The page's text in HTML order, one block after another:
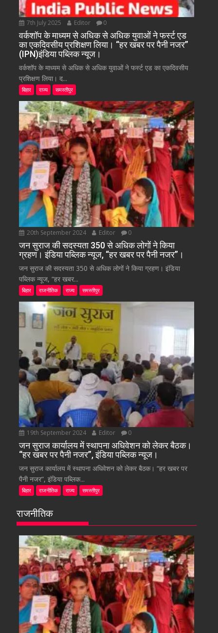
7th July 2025 Editor 0
वर्कशॉप के माध्यम से अधिक से अधिक युवाओं ने फर्स्ट एड
का एकदिवसीय प्रशिक्षण लिया। “हर खबर पर पैनी नजर”
(IPN)इंडिया पब्लिक न्यूज।
वर्कशॉप के माध्यम से अधिक से अधिक युवाओं ने फर्स्ट एड का एकदिवसीय
प्रशिक्षण लिया। द...
बिहार राज्य समस्तीपुर
20th September 2024 Editor 0
जन सुराज की सदस्यता 350 से अधिक लोगों ने किया
ग्रहण। इंडिया पब्लिक न्यूज, “हर खबर पर पैनी नजर”।
जन सुराज की सदस्यता 350 से अधिक लोगों ने किया ग्रहण। इंडिया
पब्लिक न्यूज, “हर खबर...
बिहार राजनीतिक राज्य समस्तीपुर
19th September 2024 Editor 0
जन सुराज कार्यालय में स्थापना अधिवेशन को लेकर बैठक।
“हर खबर पर पैनी नजर”, इंडिया पब्लिक न्यूज।
जन सुराज कार्यालय में स्थापना अधिवेशन को लेकर बैठक। “हर खबर पर
पैनी नजर”, इंडिया पब्लिक...
बिहार राजनीतिक राज्य समस्तीपुर
राजनीतिक